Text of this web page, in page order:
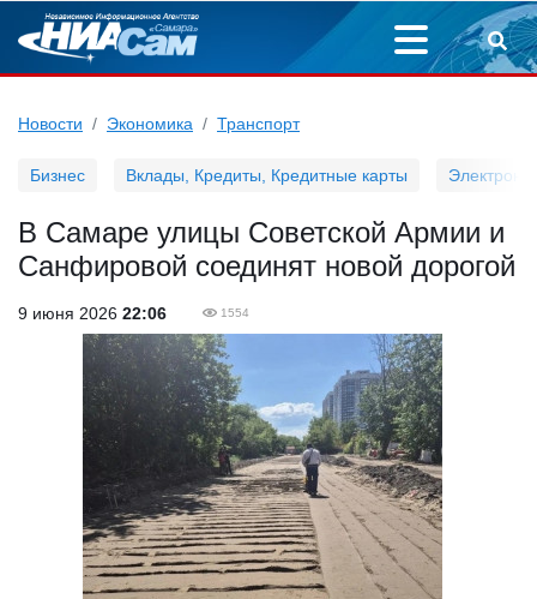
Новости Экономика Транспорт
Бизнес Вклады, Кредиты, Кредитные карты
В Самаре улицы Советской Армии и
Санфировой соединят новой дорогой
9 июня 2026 22:06 1554